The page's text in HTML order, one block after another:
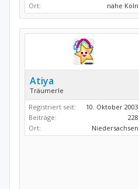
Ort:
nähe Köln
Atiya
Träumerle
Registriert seit:
10. Oktober 2003
Beiträge:
228
Ort:
Niedersachsen